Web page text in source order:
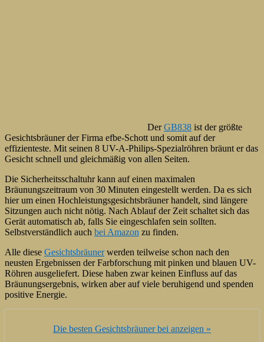
DerGB838 ist der größte
Gesichtsbräuner der Firma efbe-Schott und somit auf der
effizienteste. Mit seinen 8 UV-A-Philips-Spezialröhren bräunt er das
Gesicht schnell und gleichmäßig von allen Seiten.
Die Sicherheitsschaltuhr kann auf einen maximalen
Bräunungszeitraum von 30 Minuten eingestellt werden. Da es sich
hier um einen Hochleistungsgesichtsbräuner handelt, sind längere
Sitzungen auch nicht nötig. Nach Ablauf der Zeit schaltet sich das
Gerät automatisch ab, falls Sie eingeschlafen sein sollten.
Selbstverständlich auch bei Amazon zu finden.
Alle diese Gesichtsbräunerwerden teilweise schon nach den
neusten Ergebnissen der Farbforschung mit pinken und blauen UV-
Röhren ausgeliefert. Diese haben zwar keinen Einfluss auf das
Bräunungsergebnis, wirken aber auf viele beruhigend und spenden
positive Energie.
Die besten Gesichtsbräuner bei anzeigen »